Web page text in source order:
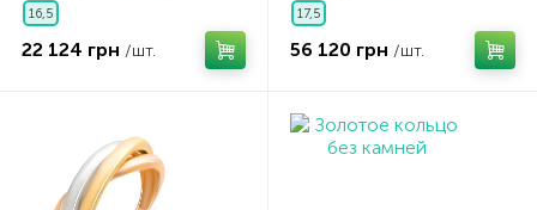
16,5
22 124 грн /шт.
17,5
56 120 грн /шт.